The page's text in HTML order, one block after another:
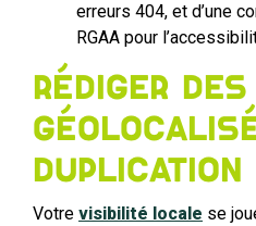
erreurs 404, et d’une
RGAA pour
Rédiger
duplication
Votre visibilité locale se